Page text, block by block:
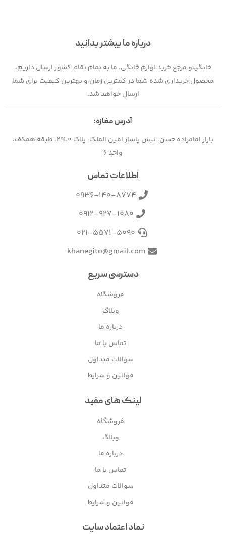
درباره ما بیشتر بدانید
خانگیتو مرجع خرید لوازم خانگی. ما به تمام نقاط کشور ارسال داریم.
محصول خریداری شده شما در کمترین زمان و بهترین کیفیت برای شما
ارسال خواهد شد.
آدرس مغازه:
بازار امامزاده حسن، نبش پاساژ امین الملک، پلاک 291.0، طبقه همکف،
واحد 6
اطلاعات تماس
0936-140-8774
0912-927-1080
021-5571-5090
khanegito@gmail.com
دسترسی سریع
فروشگاه
وبلاگ
درباره ما
تماس با ما
سوالات متداول
قوانین و شرایط
لینک های مفید
فروشگاه
وبلاگ
درباره ما
تماس با ما
سوالات متداول
قوانین و شرایط
نماد اعتماد سایت